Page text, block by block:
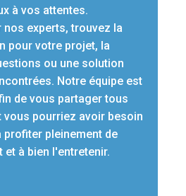
à vos attentes.
nos experts, trouvez la
pour votre projet, la
ou une solution
Notre équipe est
de vous partager tous
pourriez avoir besoin
profiter pleinement de
et à bien l'entretenir.